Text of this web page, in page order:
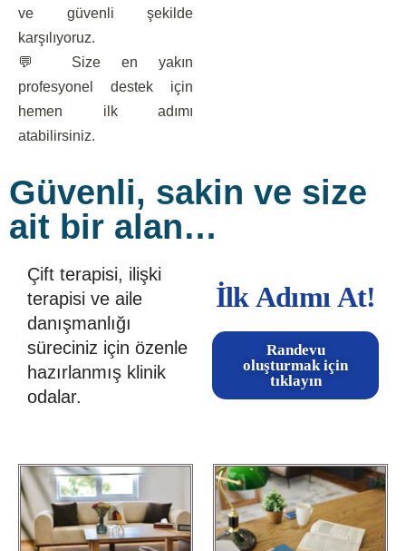
ve güvenli şekilde
karşılıyoruz.
💬 Size en yakın
profesyonel destek için
hemen ilk adımı
atabilirsiniz.
Güvenli, sakin ve size
ait bir alan…
Çift terapisi, ilişki
terapisi ve aile
danışmanlığı
süreciniz için özenle
hazırlanmış klinik
odalar.
İlk Adımı At!
Randevu
oluşturmak için
tıklayın